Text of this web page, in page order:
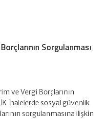
Sorgulanması
ve Vergi Borçlarının
İhalelerde sosyal güvenlik
sorgulanmasına ilişkin